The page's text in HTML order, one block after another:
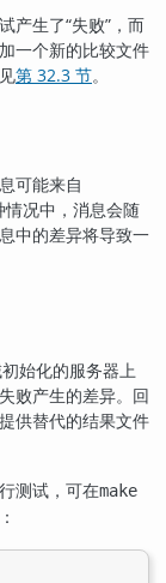
产生了“失败” ，而
一个新的比较文件
第 32.3 节。
可能来自
况中，消息会随
中的差异将导致一
始化的服务器上
败产生的差异。回
供替代的结果文件
测试，可在make